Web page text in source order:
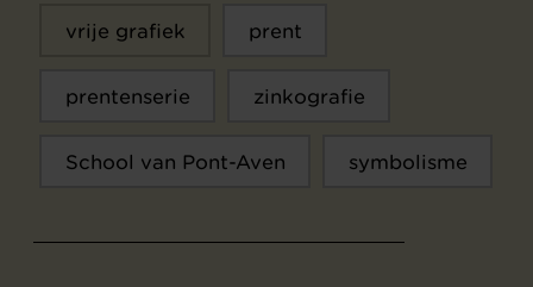
vrije grafiek prent
prentenserie zinkografie
School van Pont-Aven symbolisme